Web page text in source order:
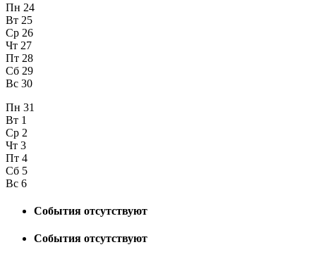
Пн 24
Вт 25
Ср 26
Чт 27
Пт 28
Сб 29
Вс 30
Пн 31
Вт 1
Ср 2
Чт 3
Пт 4
Сб 5
Вс 6
События отсутствуют
События отсутствуют